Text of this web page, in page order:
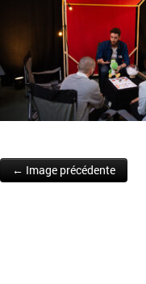
Post navigation
← Image précédente